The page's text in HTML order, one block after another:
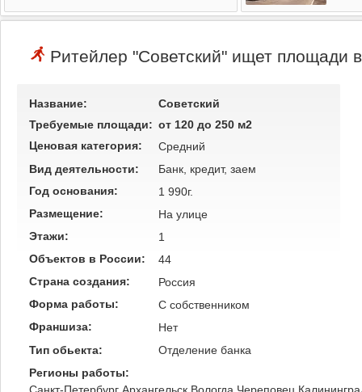
Ритейлер "Советский" ищет площади
Название:
Советский
Требуемые площади: от 120 до 250 м2
Ценовая категория:
Средний
Вид деятельности:
Банк, кредит, заем
Год основания:
1 990г.
Размещение:
На улице
Этажи:
1
Объектов в России:
44
Страна создания:
Россия
Форма работы:
C собственником
Франшиза:
Нет
Тип обьекта:
Отделение банка
Регионы работы: